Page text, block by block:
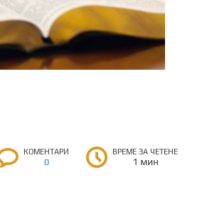
КОМЕНТАРИ
0
ВРЕМЕ ЗА ЧЕТЕНЕ
1 мин